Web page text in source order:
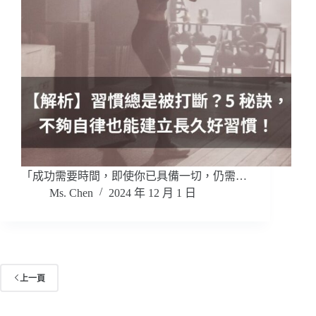
「成功需要時間，即使你已具備一切，仍需…
Ms. Chen
2024 年 12 月 1 日
上一頁